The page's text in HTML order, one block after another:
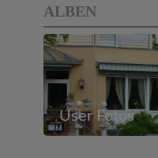
ALBEN
User Fotos